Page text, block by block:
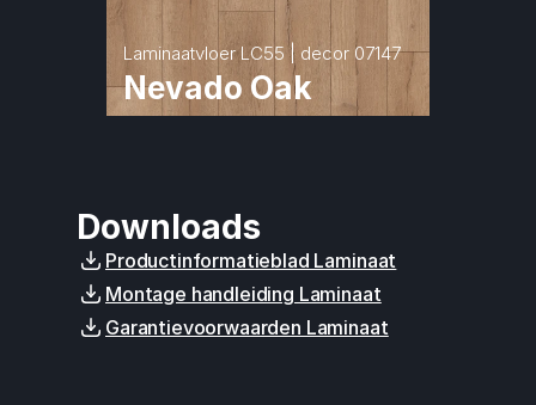
Laminaatvloer LC55 | decor 07147
Nevado Oak
Downloads
Productinformatieblad Laminaat
Montage handleiding Laminaat
Garantievoorwaarden Laminaat